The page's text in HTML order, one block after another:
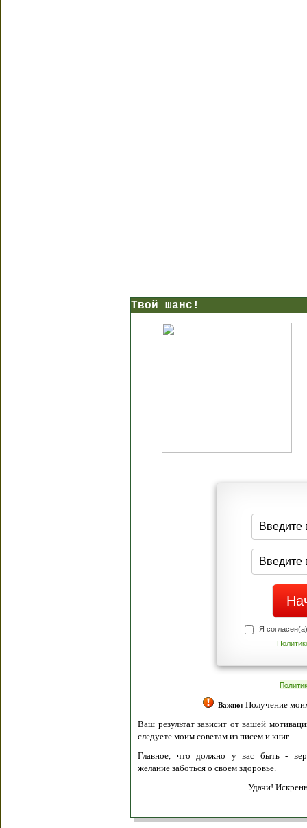
Твой шанс!
Я
Важно: Получение
Ваш результат зависит от вашей
следуете моим советам из писем и книг.
Главное, что должно у вас быть -
желание заботься о своем здоровье.
Удачи!